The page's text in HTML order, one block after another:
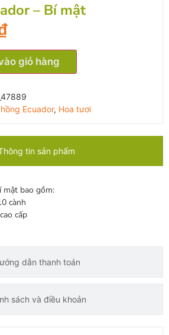
– Bí mật
giỏ hàng
Ecuador, Hoa tươi
tin sản phẩm
dẫn thanh toán
sách và điều khoản
mật bao gồm:
cành
cấp